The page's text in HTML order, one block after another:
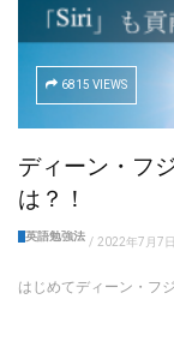
6815 VIEWS
ディーン・フ
は？！
英語勉強法 / 2022年7月7日
はじめてディーン・フ